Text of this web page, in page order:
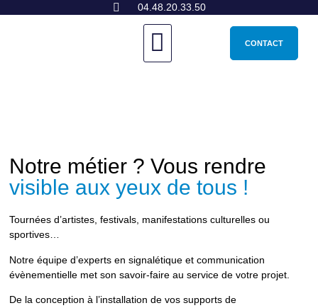
04.48.20.33.50
CONTACT
Notre métier ? Vous rendre
visible aux yeux de tous !
Tournées d’artistes, festivals, manifestations culturelles ou
sportives…
Notre équipe d’experts en signalétique et communication
évènementielle met son savoir-faire au service de votre projet.
De la conception à l’installation de vos supports de